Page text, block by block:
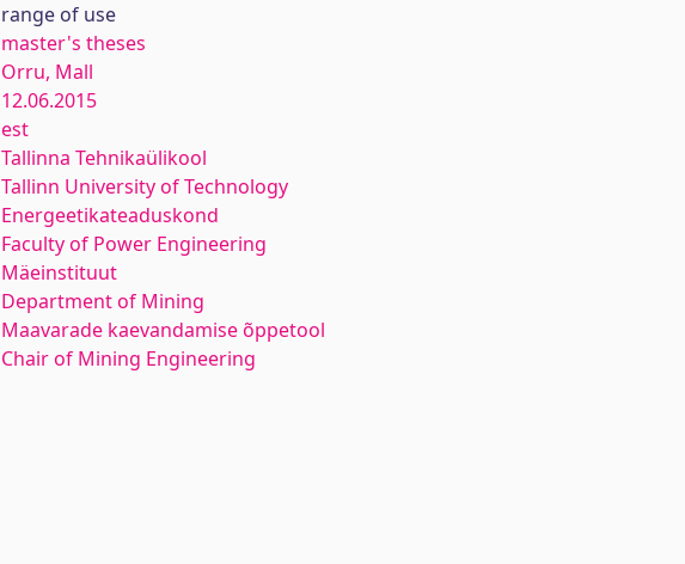
range of use
master's theses
Orru, Mall
12.06.2015
est
Tallinna Tehnikaülikool
Tallinn University of Technology
Energeetikateaduskond
Faculty of Power Engineering
Mäeinstituut
Department of Mining
Maavarade kaevandamise õppetool
Chair of Mining Engineering